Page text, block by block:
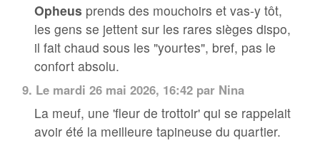
Opheus prends des mouchoirs et vas-y tôt,
les gens se jettent sur les rares sièges dispo,
il fait chaud sous les "yourtes", bref, pas le
confort absolu.
9. Le mardi 26 mai 2026, 16:42 par Nina
La meuf, une 'fleur de trottoir' qui se rappelait
avoir été la meilleure tapineuse du quartier.